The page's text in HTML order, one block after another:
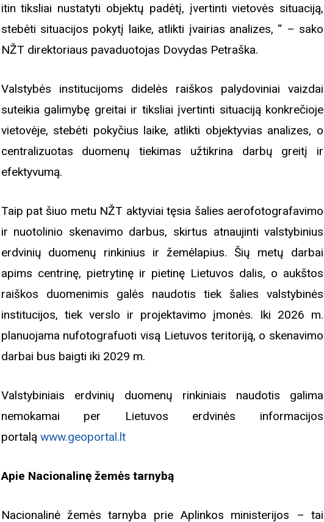
itin tiksliai nustatyti objektų padėtį, įvertinti vietovės situaciją,
stebėti situacijos pokytį laike, atlikti įvairias analizes, “ – sako
NŽT direktoriaus pavaduotojas Dovydas Petraška.
Valstybės institucijoms didelės raiškos palydoviniai vaizdai
suteikia galimybę greitai ir tiksliai įvertinti situaciją konkrečioje
vietovėje, stebėti pokyčius laike, atlikti objektyvias analizes, o
centralizuotas duomenų tiekimas užtikrina darbų greitį ir
efektyvumą.
Taip pat šiuo metu NŽT aktyviai tęsia šalies aerofotografavimo
ir nuotolinio skenavimo darbus, skirtus atnaujinti valstybinius
erdvinių duomenų rinkinius ir žemėlapius. Šių metų darbai
apims centrinę, pietrytinę ir pietinę Lietuvos dalis, o aukštos
raiškos duomenimis galės naudotis tiek šalies valstybinės
institucijos, tiek verslo ir projektavimo įmonės. Iki 2026 m.
planuojama nufotografuoti visą Lietuvos teritoriją, o skenavimo
darbai bus baigti iki 2029 m.
Valstybiniais erdvinių duomenų rinkiniais naudotis galima
nemokamai per Lietuvos erdvinės informacijos
portalą www.geoportal.lt
Apie Nacionalinę žemės tarnybą
Nacionalinė žemės tarnyba prie Aplinkos ministerijos – tai